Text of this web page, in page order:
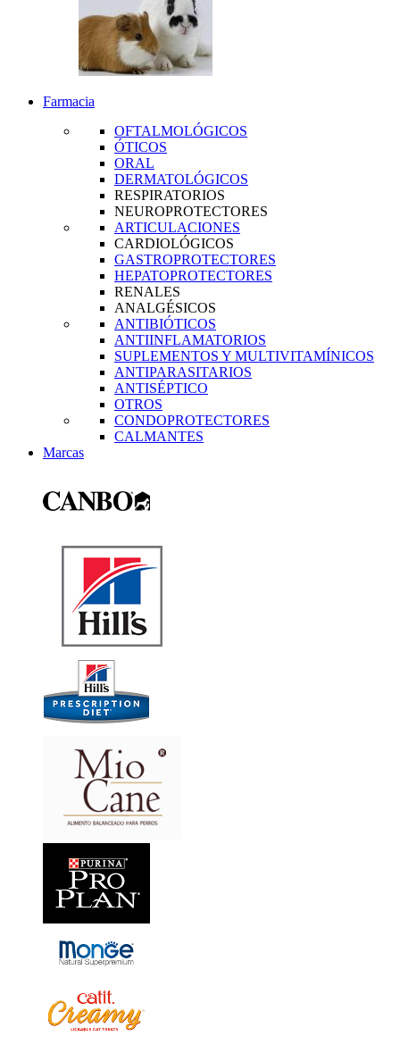
Farmacia
OFTALMOLÓGICOS
ÓTICOS
ORAL
DERMATOLÓGICOS
RESPIRATORIOS
NEUROPROTECTORES
ARTICULACIONES
CARDIOLÓGICOS
GASTROPROTECTORES
HEPATOPROTECTORES
RENALES
ANALGÉSICOS
ANTIBIÓTICOS
ANTIINFLAMATORIOS
SUPLEMENTOS Y MULTIVITAMÍNICOS
ANTIPARASITARIOS
ANTISÉPTICO
OTROS
CONDOPROTECTORES
CALMANTES
Marcas